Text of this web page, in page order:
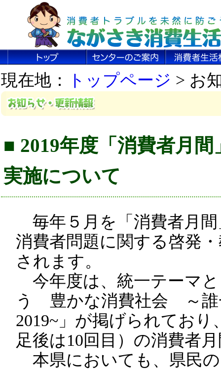
現在地： トップページ > お
■ 2019年度「消費者月
実施について
毎年５月を「消費者月
消費者問題に関する啓発
されます。
今年度は、統一テーマ
う 豊かな消費社会 ～誰
2019~」が掲げられており
足後は10回目）の消費者
本県においても、県民